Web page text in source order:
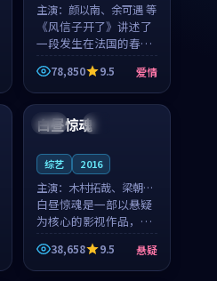
主演： 颜以南、余可遇 等
《风信子开了》讲述了
一段发生在法国的春日
漫步故事。颜以南饰演
的主角与余可遇的角色
因一场意外卷入更深的
纠葛，爱情元素贯穿始
终，节奏稳健而富有张
78,850 9.5 爱情
韩国 4K
白昼惊魂
综艺 2016
主演： 木村拓哉、梁朝伟
等
白昼惊魂是一部以悬疑
为核心的影视作品，围
绕危机、反转与人物成
长展开，整体节奏紧
凑，值得推荐观看。
38,658 9.5 悬疑